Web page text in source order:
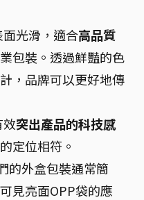
光滑，適合高品質
包裝。透過鮮豔的色
，品牌可以更好地傳
突出產品的科技感
定位相符。
的外盒包裝通常簡
見亮面OPP袋的應